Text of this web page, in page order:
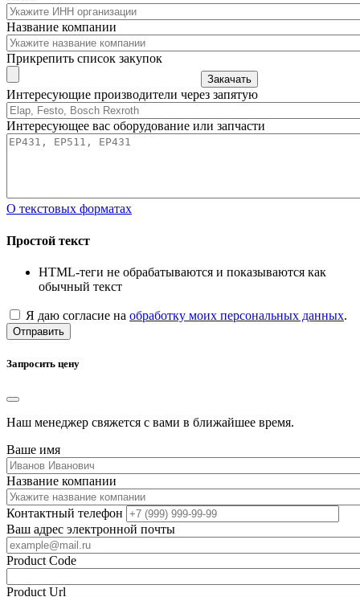
Название компании
Прикрепить список закупок
Закачать
Интересующие производители через запятую
Интересующее вас оборудование или запчасти
О текстовых форматах
Простой текст
HTML-теги не обрабатываются и показываются как
обычный текст
Я даю согласие на обработку моих персональных данных.
Отправить
Запросить цену
Наш менеджер свяжется с вами в ближайшее время.
Ваше имя
Название компании
Контактный телефон
Ваш адрес электронной почты
Product Code
Product Url